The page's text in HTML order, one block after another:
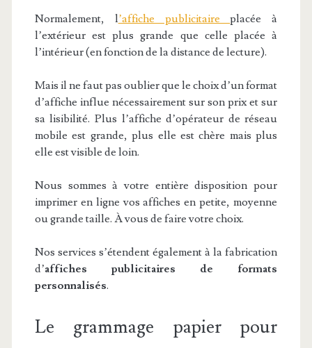
Normalement, l’affiche publicitaireplacée à
l’extérieur est plus grande que celle placée à
l’intérieur (en fonction de la distance de lecture).
Mais il ne faut pas oublier que le choix d’un format
d’affiche influe nécessairement sur son prix et sur
sa lisibilité. Plus l’affiche d’opérateur de réseau
mobile est grande, plus elle est chère mais plus
elle est visible de loin.
Nous sommes à votre entière disposition pour
imprimer en ligne vos affiches en petite, moyenne
ou grande taille. À vous de faire votre choix.
Nos services s’étendent également à la fabrication
d’affiches publicitaires de formats
personnalisés.
Le grammage papier pour